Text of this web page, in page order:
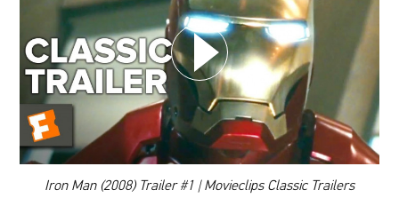
00:00
Iron Man (2008) Trailer #1 | Movieclips Classic Trailers
WYBIERZ SWOJĄ PLAYLISTĘ
DODAJ TEN FILM DO PLAYLISTY